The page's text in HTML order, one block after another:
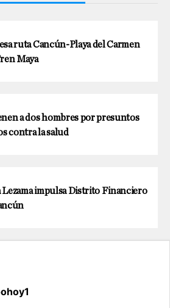
ruta Cancún-Playa del Carmen
Maya
a dos hombres por presuntos
contra la salud
Lezama impulsa Distrito Financiero